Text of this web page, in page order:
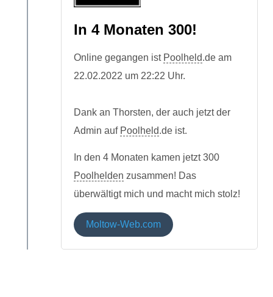
In 4 Monaten 300!
Online gegangen ist Poolheld.de am
22.02.2022 um 22:22 Uhr.
Dank an Thorsten, der auch jetzt der
Admin auf Poolheld.de ist.
In den 4 Monaten kamen jetzt 300
Poolhelden zusammen! Das
überwältigt mich und macht mich stolz!
Moltow-Web.com